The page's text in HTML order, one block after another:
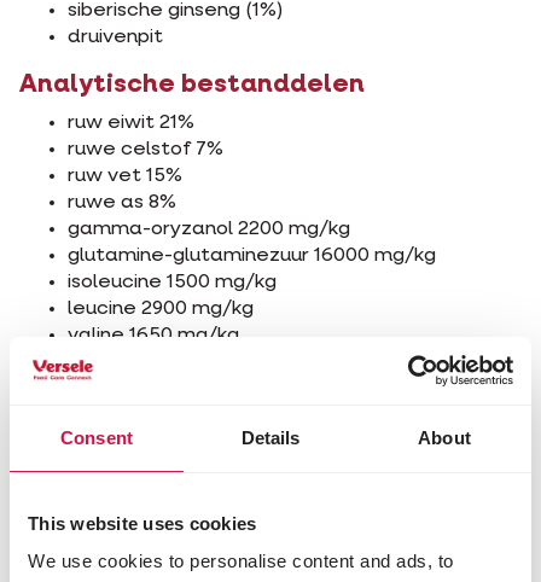
Consent Details About
This website uses cookies
We use cookies to personalise content and ads, to
siberische ginseng (1%)
druivenpit
Analytische bestanddelen
ruw eiwit 21%
ruwe celstof 7%
ruw vet 15%
ruwe as 8%
gamma-oryzanol 2200 mg/kg
glutamine-glutaminezuur 16000 mg/kg
isoleucine 1500 mg/kg
leucine 2900 mg/kg
valine 1650 mg/kg
lysine 700 mg/kg